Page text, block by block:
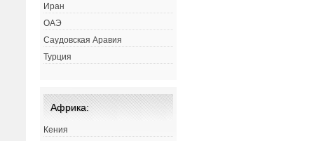
Иран
ОАЭ
Саудовская Аравия
Турция
Африка:
Кения